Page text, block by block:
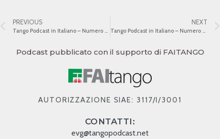
PREVIOUS
Tango Podcast in Italiano – Numero 225 – Consigli per una discoteca – Carlos Di Sarli
NEXT
Tango Podcast in Italiano – Numero 227 – Ricardo Tanturi
Podcast pubblicato con il supporto di FAITANGO
AUTORIZZAZIONE SIAE: 3117/I/3001
CONTATTI:
evg@tangopodcast.net